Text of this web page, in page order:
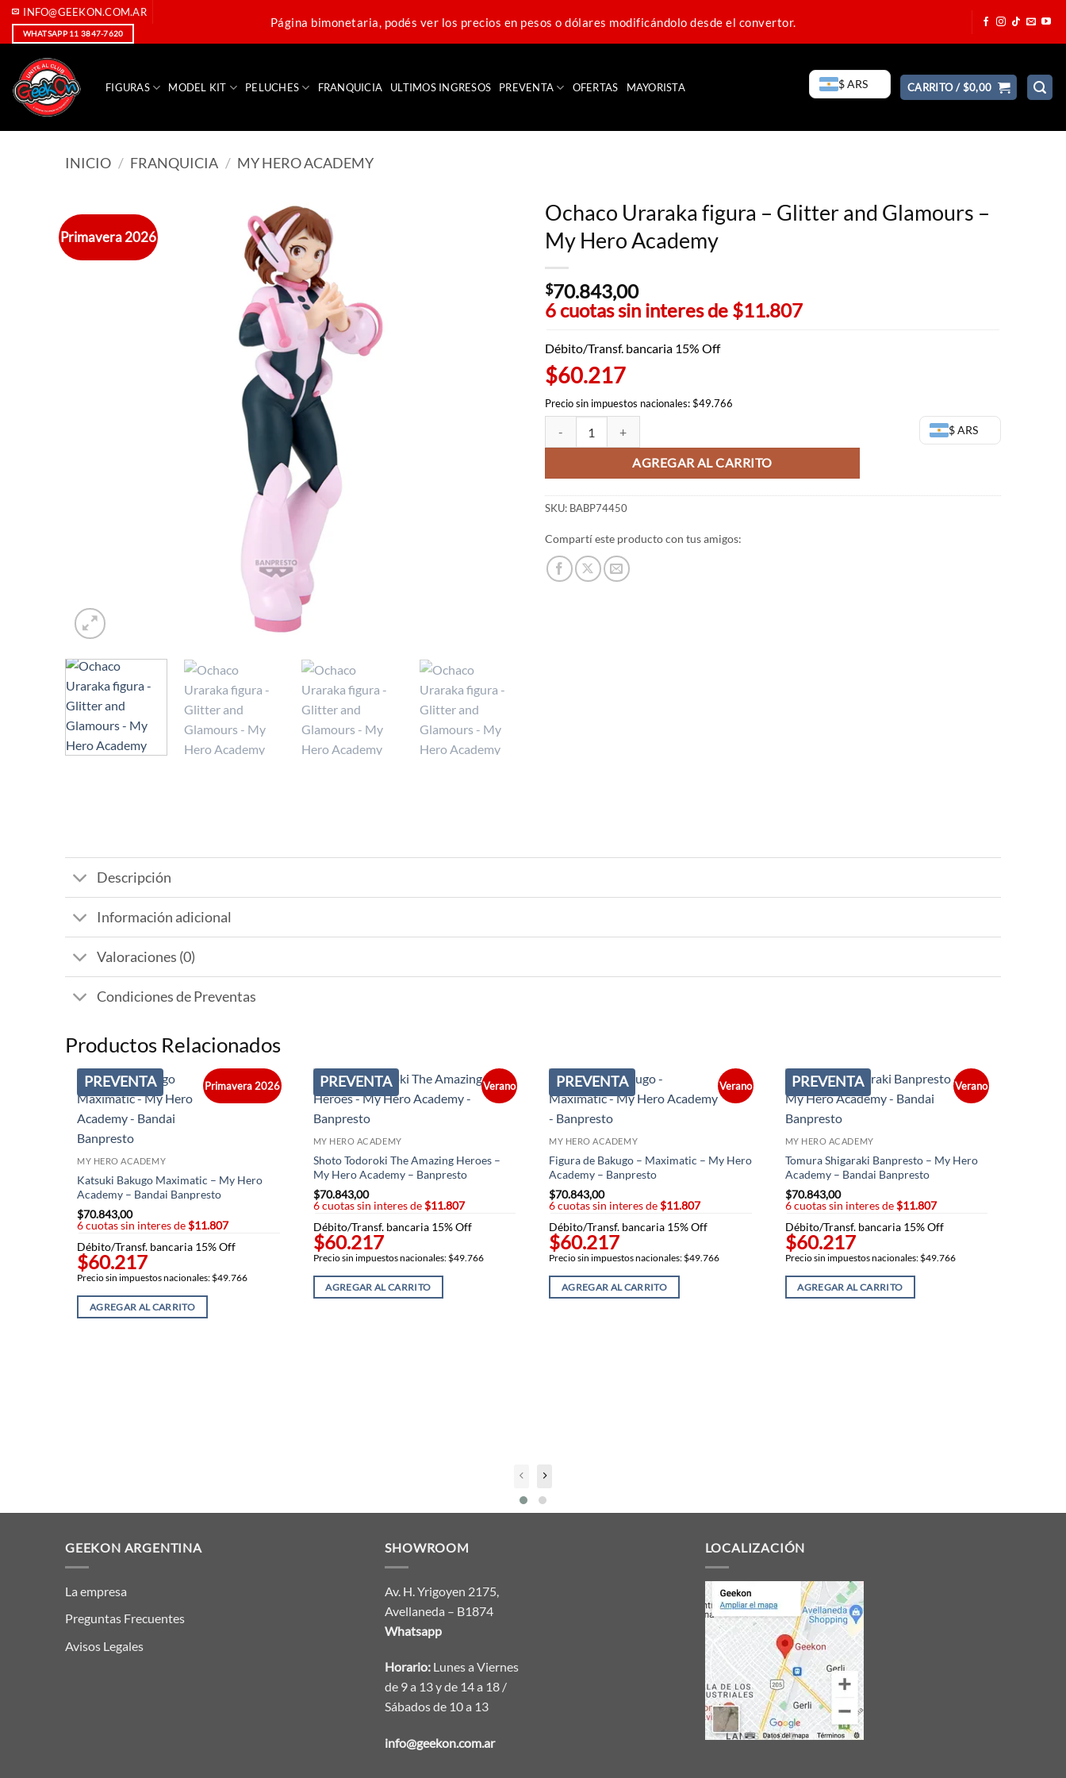
SaltarINFO@GEEKON.COM.AR
WHATSAPP 11 3847-7620
Página bimonetaria, podés ver los precios en pesos o dólares modificándolo desde el convertor.
FIGURAS MODEL KIT PELUCHES FRANQUICIA ULTIMOS INGRESOS PREVENTA OFERTAS MAYORISTA $ ARS CARRITO /$0,00
INICIO / FRANQUICIA / MY HERO ACADEMY
Primavera 2026
Ochaco Uraraka figura – Glitter and Glamours –
My Hero Academy
$70.843,00
6 cuotas sin interes de $11.807
Débito/Transf. bancaria 15% Off
$60.217
Precio sin impuestos nacionales: $49.766
$ ARS
AGREGAR AL CARRITO
SKU: BABP74450
Compartí este producto con tus amigos:
Descripción
Información adicional
Valoraciones (0)
Condiciones de Preventas
Productos Relacionados
PREVENTA Primavera 2026
MY HERO ACADEMY
Katsuki Bakugo Maximatic – My Hero
Academy – Bandai Banpresto
$70.843,00
6 cuotas sin interes de$11.807
Débito/Transf. bancaria 15% Off
$60.217
Precio sin impuestos nacionales: $49.766
AGREGAR AL CARRITO
PREVENTA Verano
MY HERO ACADEMY
Shoto Todoroki The Amazing Heroes –
My Hero Academy – Banpresto
$70.843,00
6 cuotas sin interes de$11.807
Débito/Transf. bancaria 15% Off
$60.217
Precio sin impuestos nacionales: $49.766
AGREGAR AL CARRITO
PREVENTA Verano
MY HERO ACADEMY
Figura de Bakugo – Maximatic – My Hero
Academy – Banpresto
$70.843,00
6 cuotas sin interes de$11.807
Débito/Transf. bancaria 15% Off
$60.217
Precio sin impuestos nacionales: $49.766
AGREGAR AL CARRITO
PREVENTA Verano
MY HERO ACADEMY
Tomura Shigaraki Banpresto – My Hero
Academy – Bandai Banpresto
$70.843,00
6 cuotas sin interes de$11.807
Débito/Transf. bancaria 15% Off
$60.217
Precio sin impuestos nacionales: $49.766
AGREGAR AL CARRITO
GEEKON ARGENTINA
La empresa
Preguntas Frecuentes
Avisos Legales
SHOWROOM
Av. H. Yrigoyen 2175,
Avellaneda – B1874
Whatsapp
Horario: Lunes a Viernes
de 9 a 13 y de 14 a 18 /
Sábados de 10 a 13
info@geekon.com.ar
LOCALIZACIÓN